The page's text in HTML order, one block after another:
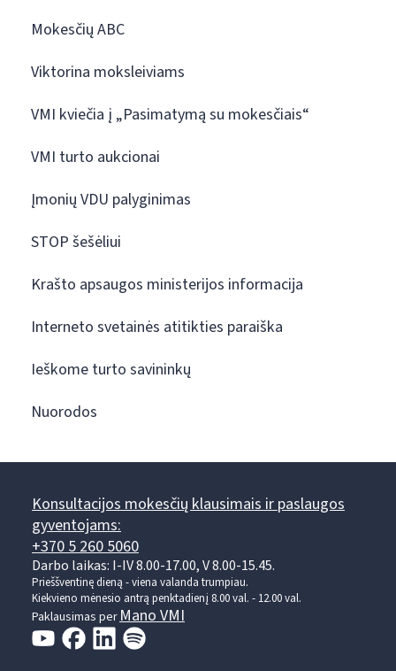
Mokesčių ABC
Viktorina moksleiviams
VMI kviečia į „Pasimatymą su mokesčiais“
VMI turto aukcionai
Įmonių VDU palyginimas
STOP šešėliui
Krašto apsaugos ministerijos informacija
Interneto svetainės atitikties paraiška
Ieškome turto savininkų
Nuorodos
Konsultacijos mokesčių klausimais ir paslaugos
gyventojams:
+370 5 260 5060
Darbo laikas: I-IV 8.00-17.00, V 8.00-15.45.
Prieššventinę dieną - viena valanda trumpiau.
Kiekvieno mėnesio antrą penktadienį 8.00 val. - 12.00 val.
Paklausimas perMano VMI